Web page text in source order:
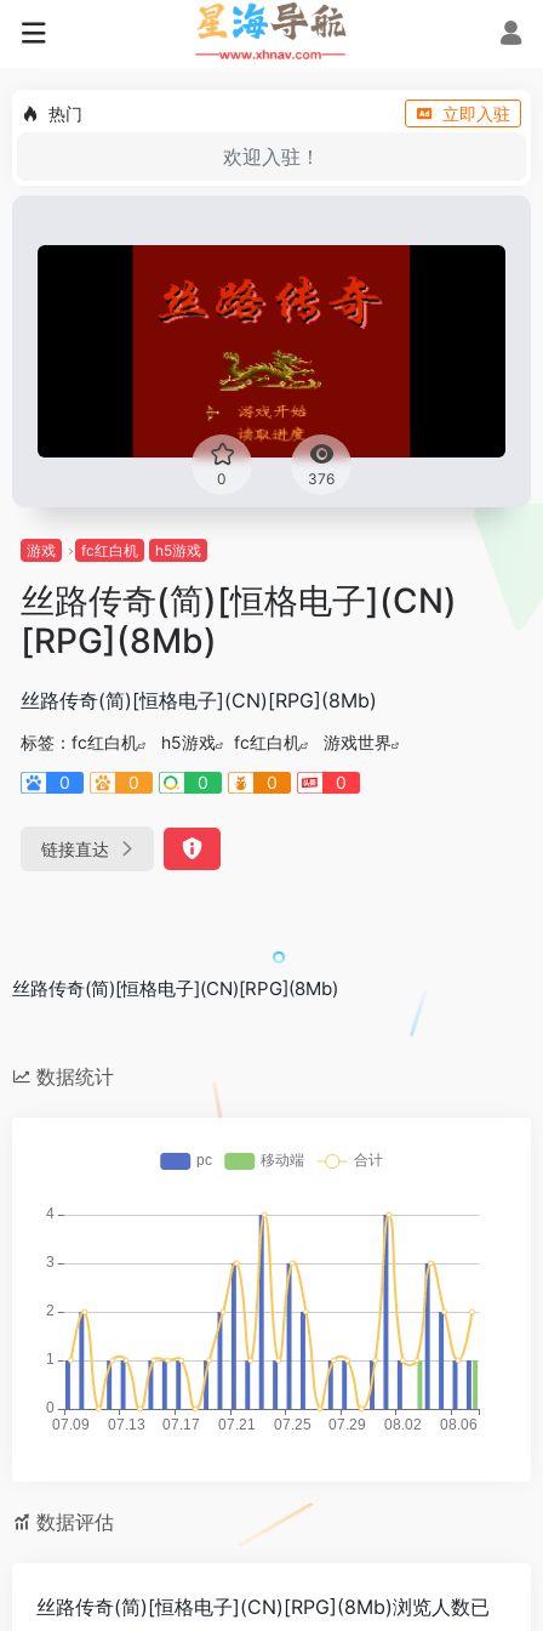
热门 立即入驻
欢迎入驻！
0 376
游戏 fc红白机 h5游戏
丝路传奇(简)[恒格电子](CN)
[RPG](8Mb)
丝路传奇(简)[恒格电子](CN)[RPG](8Mb)
标签： fc红白机 h5游戏 fc红白机
游戏世界
0
0 0 0 0
链接直达
丝路传奇(简)[恒格电子](CN)[RPG](8Mb)
数据统计
数据评估
丝路传奇(简)[恒格电子](CN)[RPG](8Mb)浏览人数已